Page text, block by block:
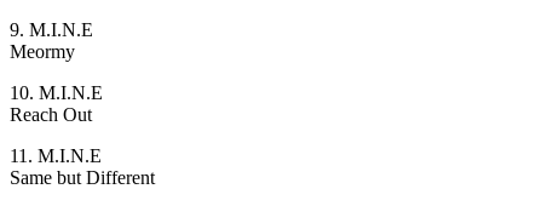
9. M.I.N.E
Meormy
10. M.I.N.E
Reach Out
11. M.I.N.E
Same but Different